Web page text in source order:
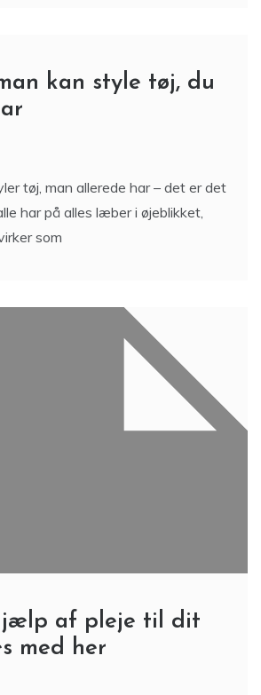
kan style tøj, du
tøj, man allerede har – det er det
har på alles læber i øjeblikket,
som
af pleje til dit
med her